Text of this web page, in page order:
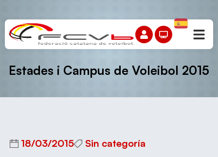
Estades i Campus de Voleibol 2015
18/03/2015 Sin categoría